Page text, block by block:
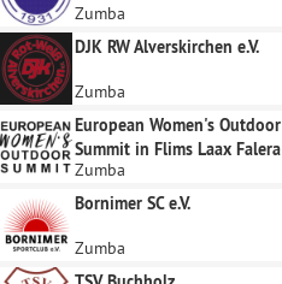
Zumba
DJK RW Alverskirchen e.V.
Zumba
European Women's Outdoor
Summit in Flims Laax Falera
Zumba
Bornimer SC e.V.
Zumba